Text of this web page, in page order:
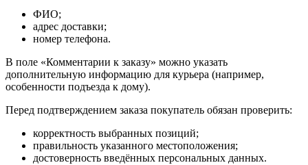
ФИО;
адрес доставки;
номер телефона.
В поле «Комментарии к заказу» можно указать
дополнительную информацию для курьера (например,
особенности подъезда к дому).
Перед подтверждением заказа покупатель обязан проверить:
корректность выбранных позиций;
правильность указанного местоположения;
достоверность введённых персональных данных.